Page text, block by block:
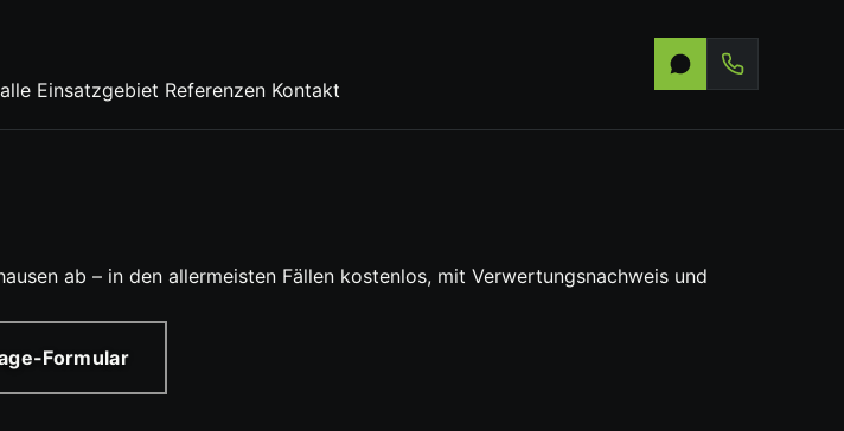
Einsatzgebiet Referenzen Kontakt
ab – in den allermeisten Fällen kostenlos, mit Verwertungsnachweis und
Formular